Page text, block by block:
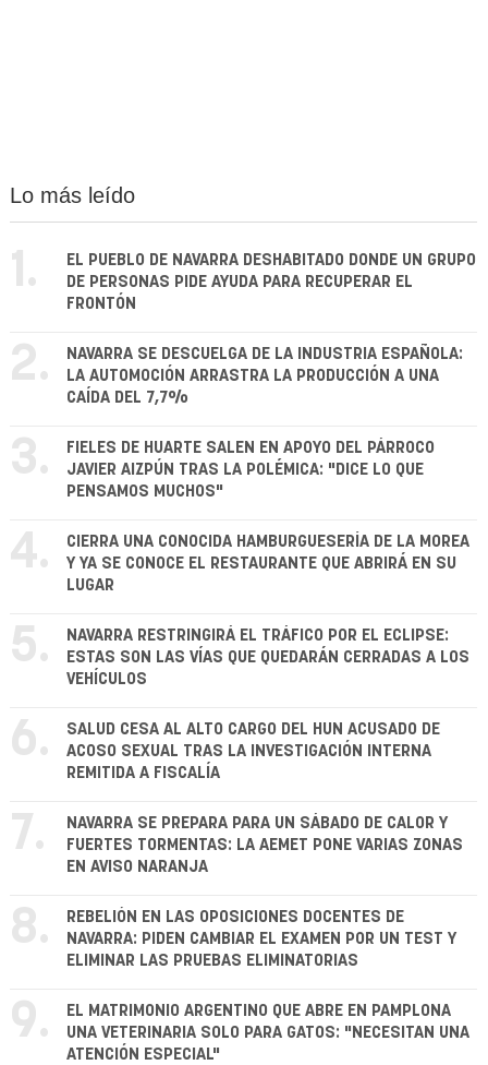
Lo más leído
1.
EL PUEBLO DE NAVARRA DESHABITADO DONDE UN GRUPO
DE PERSONAS PIDE AYUDA PARA RECUPERAR EL
FRONTÓN
2.
NAVARRA SE DESCUELGA DE LA INDUSTRIA ESPAÑOLA:
LA AUTOMOCIÓN ARRASTRA LA PRODUCCIÓN A UNA
CAÍDA DEL 7,7%
3.
FIELES DE HUARTE SALEN EN APOYO DEL PÁRROCO
JAVIER AIZPÚN TRAS LA POLÉMICA: "DICE LO QUE
PENSAMOS MUCHOS"
4.
CIERRA UNA CONOCIDA HAMBURGUESERÍA DE LA MOREA
Y YA SE CONOCE EL RESTAURANTE QUE ABRIRÁ EN SU
LUGAR
5.
NAVARRA RESTRINGIRÁ EL TRÁFICO POR EL ECLIPSE:
ESTAS SON LAS VÍAS QUE QUEDARÁN CERRADAS A LOS
VEHÍCULOS
6.
SALUD CESA AL ALTO CARGO DEL HUN ACUSADO DE
ACOSO SEXUAL TRAS LA INVESTIGACIÓN INTERNA
REMITIDA A FISCALÍA
7.
NAVARRA SE PREPARA PARA UN SÁBADO DE CALOR Y
FUERTES TORMENTAS: LA AEMET PONE VARIAS ZONAS
EN AVISO NARANJA
8.
REBELIÓN EN LAS OPOSICIONES DOCENTES DE
NAVARRA: PIDEN CAMBIAR EL EXAMEN POR UN TEST Y
ELIMINAR LAS PRUEBAS ELIMINATORIAS
9.
EL MATRIMONIO ARGENTINO QUE ABRE EN PAMPLONA
UNA VETERINARIA SOLO PARA GATOS: "NECESITAN UNA
ATENCIÓN ESPECIAL"